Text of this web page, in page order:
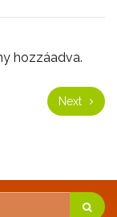
hozzáadva.
Next